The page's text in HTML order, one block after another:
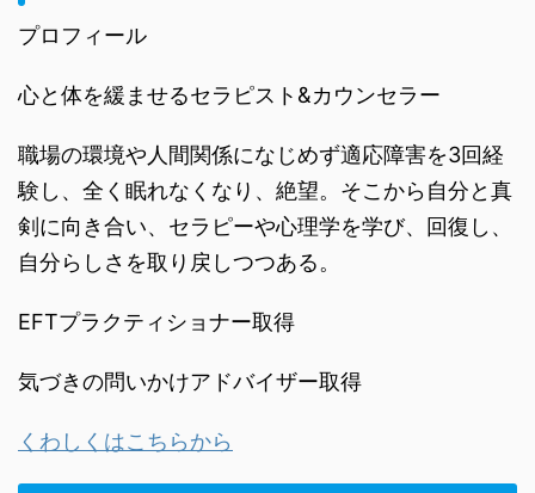
プロフィール
心と体を緩ませるセラピスト&カウンセラー
職場の環境や人間関係になじめず適応障害を3回経
験し、全く眠れなくなり、絶望。そこから自分と真
剣に向き合い、セラピーや心理学を学び、回復し、
自分らしさを取り戻しつつある。
EFTプラクティショナー取得
気づきの問いかけアドバイザー取得
くわしくはこちらから